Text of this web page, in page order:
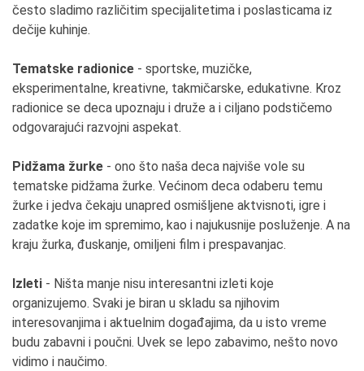
često sladimo različitim specijalitetima i poslasticama iz
dečije kuhinje.
Tematske radionice - sportske, muzičke,
eksperimentalne, kreativne, takmičarske, edukativne. Kroz
radionice se deca upoznaju i druže a i ciljano podstičemo
odgovarajući razvojni aspekat.
Pidžama žurke - ono što naša deca najviše vole su
tematske pidžama žurke. Većinom deca odaberu temu
žurke i jedva čekaju unapred osmišljene aktvisnoti, igre i
zadatke koje im spremimo, kao i najukusnije posluženje. A na
kraju žurka, đuskanje, omiljeni film i prespavanjac.
Izleti - Ništa manje nisu interesantni izleti koje
organizujemo. Svaki je biran u skladu sa njihovim
interesovanjima i aktuelnim događajima, da u isto vreme
budu zabavni i poučni. Uvek se lepo zabavimo, nešto novo
vidimo i naučimo.